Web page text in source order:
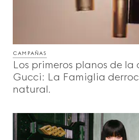
CAMPAÑAS
Los primeros planos de la
Gucci: La Famiglia
natural.